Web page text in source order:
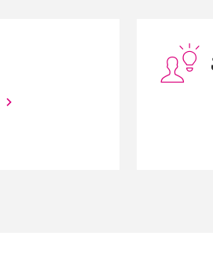
iCloudの使用容量を減らす9つの方法！使